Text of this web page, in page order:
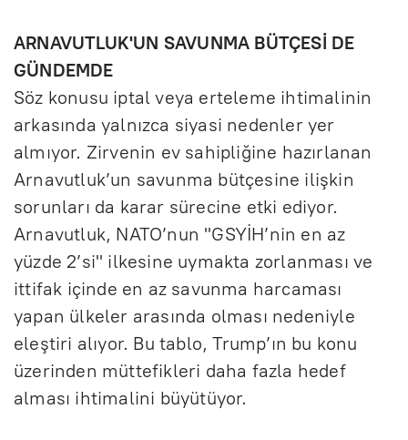
ARNAVUTLUK'UN SAVUNMA BÜTÇESİ DE
GÜNDEMDE
Söz konusu iptal veya erteleme ihtimalinin
arkasında yalnızca siyasi nedenler yer
almıyor. Zirvenin ev sahipliğine hazırlanan
Arnavutluk’un savunma bütçesine ilişkin
sorunları da karar sürecine etki ediyor.
Arnavutluk, NATO’nun "GSYİH’nin en az
yüzde 2’si" ilkesine uymakta zorlanması ve
ittifak içinde en az savunma harcaması
yapan ülkeler arasında olması nedeniyle
eleştiri alıyor. Bu tablo, Trump’ın bu konu
üzerinden müttefikleri daha fazla hedef
alması ihtimalini büyütüyor.